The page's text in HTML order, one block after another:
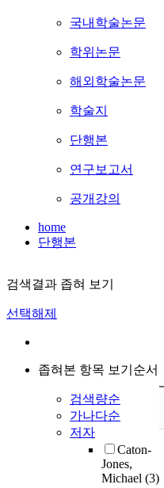
국내학술논문
학위논문
해외학술논문
학술지
단행본
연구보고서
공개강의
home
단행본
검색결과 좁혀 보기
선택해제
좁혀본 항목 보기순서
검색량순
가나다순
저자
Caton-
Jones,
Michael (3)